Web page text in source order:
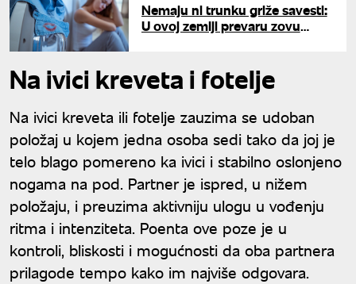
Nemaju ni trunku griže savesti:
U ovoj zemlji prevaru zovu
Na ivici kreveta i fotelje
Na ivici kreveta ili fotelje zauzima se udoban
položaj u kojem jedna osoba sedi tako da joj je
telo blago pomereno ka ivici i stabilno oslonjeno
nogama na pod. Partner je ispred, u nižem
položaju, i preuzima aktivniju ulogu u vođenju
ritma i intenziteta. Poenta ove poze je u
kontroli, bliskosti i mogućnosti da oba partnera
prilagode tempo kako im najviše odgovara.